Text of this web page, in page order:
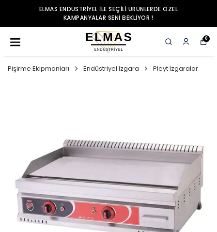
ELMAS ENDÜSTRIYEL ILE SEÇILI ÜRÜNLERDE ÖZEL
KAMPANYALAR SENI BEKLIYOR !
0
Pişirme Ekipmanları Endüstriyel Izgara Pleyt Izgaralar